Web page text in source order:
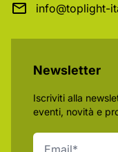
info@toplight-
Newsletter
Iscriviti alla
eventi, novità e